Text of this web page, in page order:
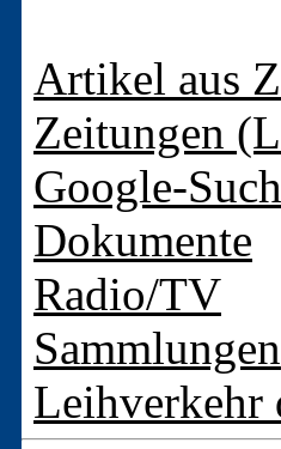
Artikel aus
Zeitungen
Google-
Dokumente
Radio/TV
Sammlungen
Leihverkehr